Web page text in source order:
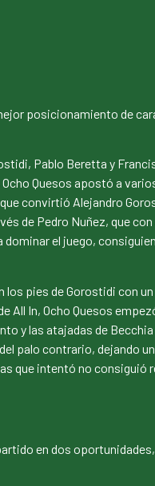
posicionamiento de
Pablo Beretta y
Quesos apostó a
convirtió Alejandro
de Pedro Nuñez, que
el juego,
pies de Gorostidi con
All In, Ocho Quesos
y las atajadas de
palo contrario, dejando
que intentó no consiguió
en dos